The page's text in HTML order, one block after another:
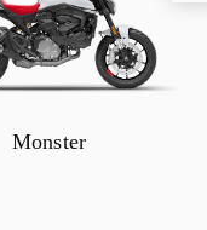
Monster